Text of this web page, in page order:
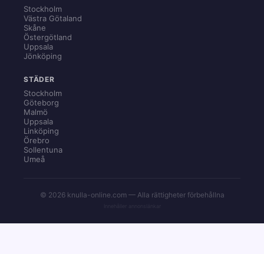
Stockholm
Västra Götaland
Skåne
Östergötland
Uppsala
Jönköping
STÄDER
Stockholm
Göteborg
Malmö
Uppsala
Linköping
Örebro
Sollentuna
Umeå
© 2026 knulla-online.com — Alla rättigheter förbehållna